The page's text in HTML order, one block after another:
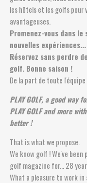
les hôtels et les golfs pour
avantageuses.
Promenez-vous dans
nouvelles expériences...
Réservez sans perdre
golf. Bonne saison !
De la part de toute
PLAY GOLF, a good way
PLAY GOLF and more
better !
That is what we propose.
We know golf ! We've
golf magazine for... 28
What a pleasure to work